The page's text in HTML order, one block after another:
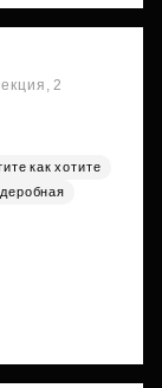
2
как хотите